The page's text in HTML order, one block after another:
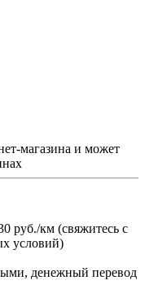
магазина и может
руб./км (свяжитесь с
условий)
денежный перевод